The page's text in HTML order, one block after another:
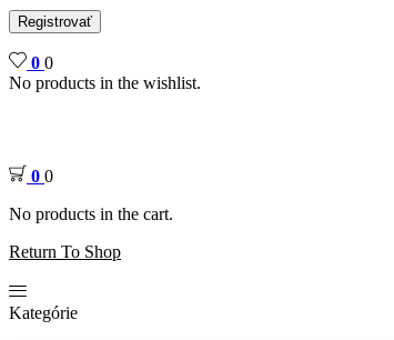
Registrovať
0 0
No products in the wishlist.
0 0
No products in the cart.
Return To Shop
Kategórie